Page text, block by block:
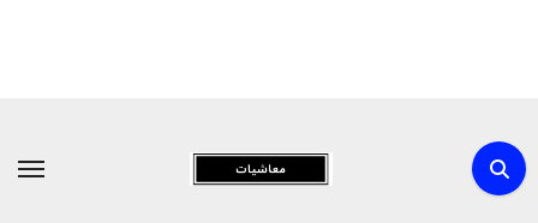
Content